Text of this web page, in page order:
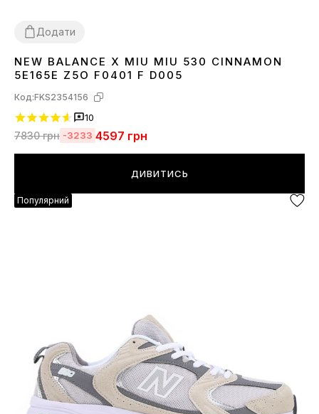
Додати
3637 39404445
NEW BALANCE X MIU MIU 530 CINNAMON
5E165E Z5O F0401 F D005
Код:FKS2354156
10
7830грн -3233 4597 грн
ДИВИТИСЬ
Популярний